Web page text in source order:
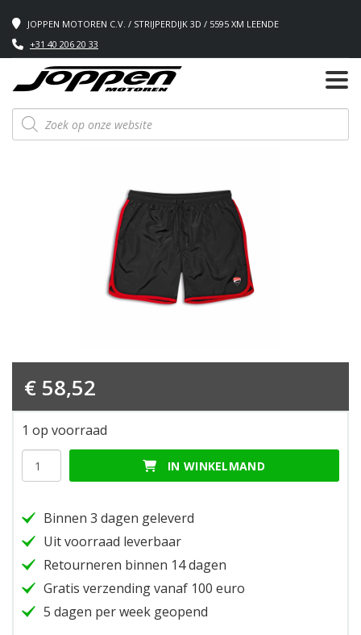
JOPPEN MOTOREN C.V. / STRIJPERDIJK 3D / 5595 XM LEENDE
+31 40 206 20 33
Producten
zoeken
€ 58,52
1 op voorraad
Ducati
Swimsuit
IN WINKELMAND
Binnen 3 dagen geleverd
Uit voorraad leverbaar
Retourneren binnen 14 dagen
Gratis verzending vanaf 100 euro
5 dagen per week geopend